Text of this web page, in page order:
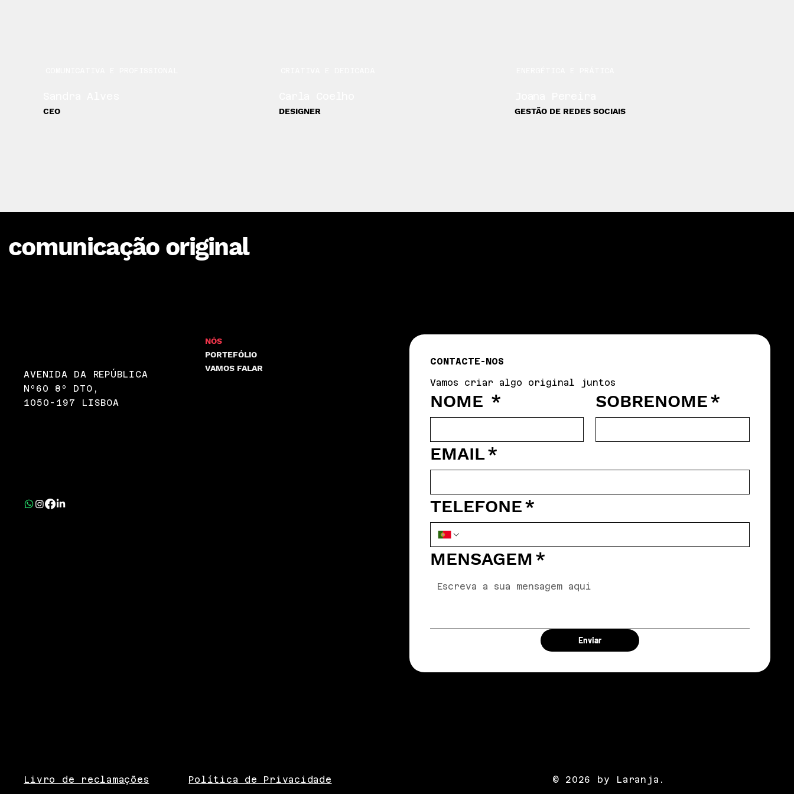
CEO DESIGNER GESTÃO DE REDES SOCIAIS
comunicação original
AVENIDA DA REPÚBLICA
Nº60 8º DTO,
1050-197 LISBOA
NÓS
PORTEFÓLIO
VAMOS FALAR
CONTACTE-NOS
Vamos criar algo original juntos
NOME * SOBRENOME*
EMAIL*
TELEFONE*
MENSAGEM *
Enviar
Livro de reclamações Política de Privacidade © 2026 by Laranja.